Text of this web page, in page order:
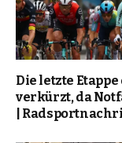
Die letzte
verkürzt, da
|